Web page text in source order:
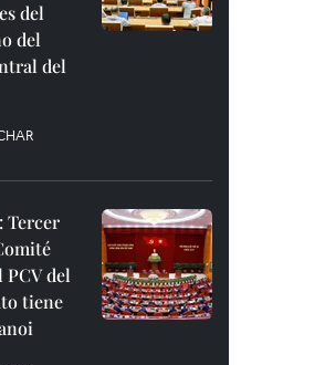
del
del
del
Tercer
del
tiene